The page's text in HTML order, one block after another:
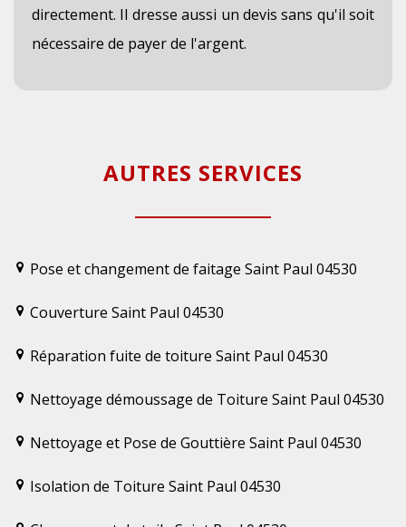
directement. Il dresse aussi un devis sans qu'il soit
nécessaire de payer de l'argent.
AUTRES SERVICES
Pose et changement de faitage Saint Paul 04530
Couverture Saint Paul 04530
Réparation fuite de toiture Saint Paul 04530
Nettoyage démoussage de Toiture Saint Paul 04530
Nettoyage et Pose de Gouttière Saint Paul 04530
Isolation de Toiture Saint Paul 04530